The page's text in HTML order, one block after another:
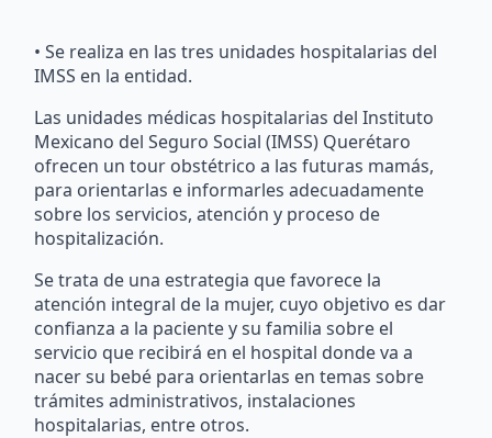
• Se realiza en las tres unidades hospitalarias del
IMSS en la entidad.
Las unidades médicas hospitalarias del Instituto
Mexicano del Seguro Social (IMSS) Querétaro
ofrecen un tour obstétrico a las futuras mamás,
para orientarlas e informarles adecuadamente
sobre los servicios, atención y proceso de
hospitalización.
Se trata de una estrategia que favorece la
atención integral de la mujer, cuyo objetivo es dar
confianza a la paciente y su familia sobre el
servicio que recibirá en el hospital donde va a
nacer su bebé para orientarlas en temas sobre
trámites administrativos, instalaciones
hospitalarias, entre otros.